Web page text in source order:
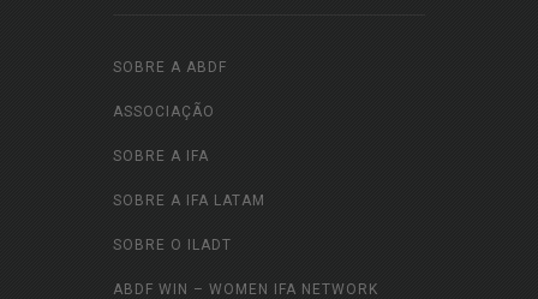
SOBRE A ABDF
ASSOCIAÇÃO
SOBRE A IFA
SOBRE A IFA LATAM
SOBRE O ILADT
ABDF WIN – WOMEN IFA NETWORK